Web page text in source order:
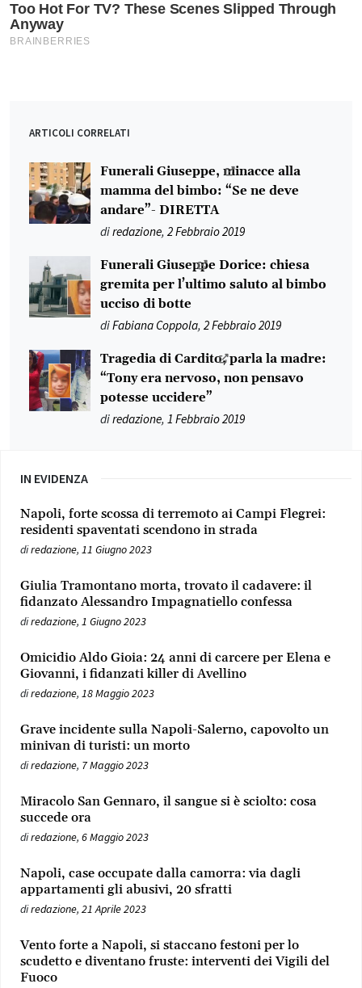
IN EVIDENZA
Napoli, forte scossa di terremoto ai Campi Flegrei:
residenti spaventati scendono in strada
diredazione, 11 Giugno 2023
Giulia Tramontano morta, trovato il cadavere: il
fidanzato Alessandro Impagnatiello confessa
diredazione, 1 Giugno 2023
Omicidio Aldo Gioia: 24 anni di carcere per Elena e
Giovanni, i fidanzati killer di Avellino
diredazione, 18 Maggio 2023
Grave incidente sulla Napoli-Salerno, capovolto un
minivan di turisti: un morto
diredazione, 7 Maggio 2023
Miracolo San Gennaro, il sangue si è sciolto: cosa
succede ora
diredazione, 6 Maggio 2023
Napoli, case occupate dalla camorra: via dagli
appartamenti gli abusivi, 20 sfratti
diredazione, 21 Aprile 2023
Vento forte a Napoli, si staccano festoni per lo
scudetto e diventano fruste: interventi dei Vigili del
Fuoco
ARTICOLI CORRELATI
Funerali Giuseppe, minacce alla
mamma del bimbo: “Se ne deve
andare”- DIRETTA
diredazione, 2 Febbraio 2019
Funerali Giuseppe Dorice: chiesa
gremita per l’ultimo saluto al bimbo
ucciso di botte
diFabiana Coppola, 2 Febbraio 2019
Tragedia di Cardito, parla la madre:
“Tony era nervoso, non pensavo
potesse uccidere”
diredazione, 1 Febbraio 2019